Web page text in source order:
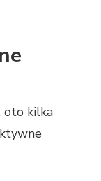
oto kilka